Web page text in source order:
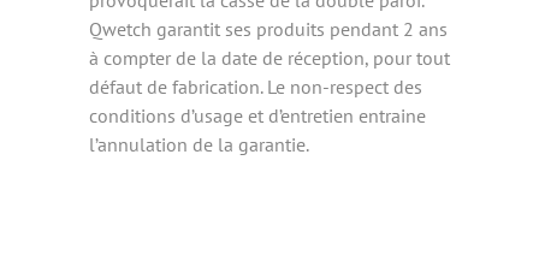
Qwetch garantit ses produits pendant 2 ans
à compter de la date de réception, pour tout
défaut de fabrication. Le non-respect des
conditions d’usage et d’entretien entraine
l’annulation de la garantie.